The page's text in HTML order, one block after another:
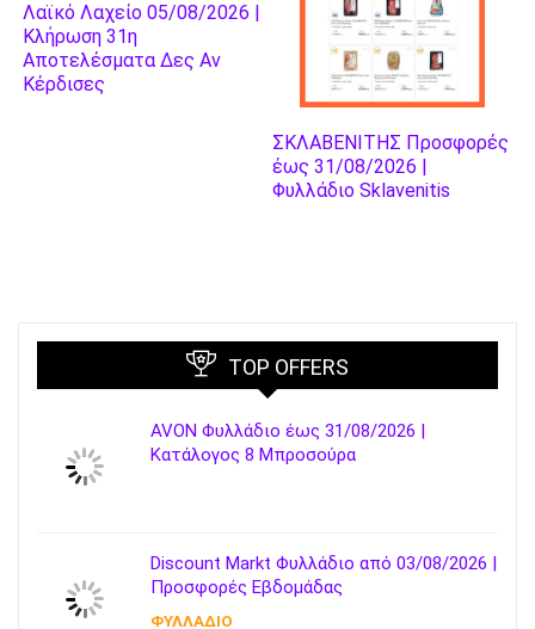
Λαϊκό Λαχείο 05/08/2026 |
Κλήρωση 31η
Αποτελέσματα Δες Αν
Κέρδισες
ΣΚΛΑΒΕΝΙΤΗΣ Προσφορές
έως 31/08/2026 |
Φυλλάδιο Sklavenitis
TOP OFFERS
AVON Φυλλάδιο έως 31/08/2026 |
Κατάλογος 8 Μπροσούρα
Discount Markt Φυλλάδιο από 03/08/2026 |
Προσφορές Εβδομάδας
ΦΥΛΛΑΔΙΟ